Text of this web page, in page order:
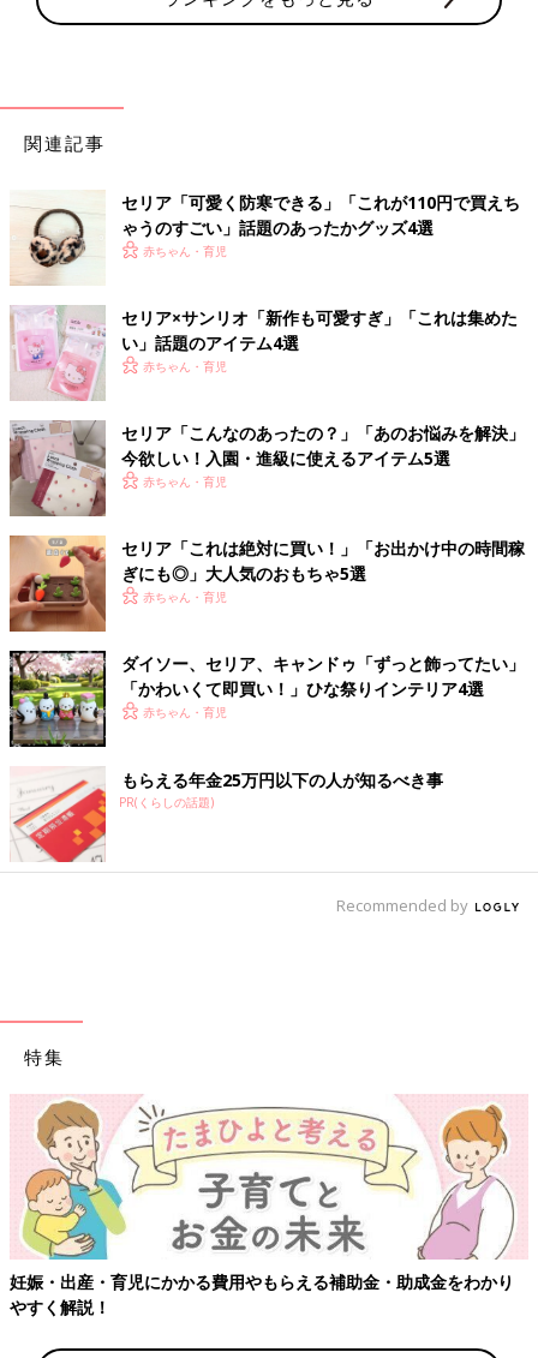
関連記事
セリア「可愛く防寒できる」「これが110円で買えち
ゃうのすごい」話題のあったかグッズ4選
赤ちゃん・育児
セリア×サンリオ「新作も可愛すぎ」「これは集めた
い」話題のアイテム4選
赤ちゃん・育児
セリア「こんなのあったの？」「あのお悩みを解決」
今欲しい！入園・進級に使えるアイテム5選
赤ちゃん・育児
セリア「これは絶対に買い！」「お出かけ中の時間稼
ぎにも◎」大人気のおもちゃ5選
赤ちゃん・育児
ダイソー、セリア、キャンドゥ「ずっと飾ってたい」
「かわいくて即買い！」ひな祭りインテリア4選
赤ちゃん・育児
もらえる年金25万円以下の人が知るべき事
PR(くらしの話題)
Recommended by
特集
かかる費用やもらえる補助金・助成金をわかり
【ワクチン接種